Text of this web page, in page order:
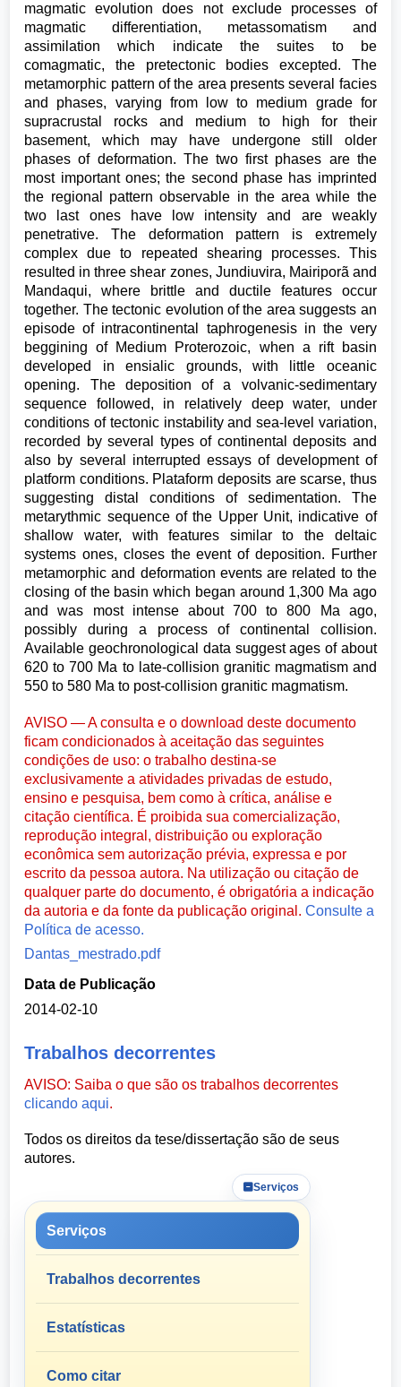
magmatic evolution does not exclude processes of
magmatic differentiation, metassomatism and
assimilation which indicate the suites to be
comagmatic, the pretectonic bodies excepted. The
metamorphic pattern of the area presents several facies
and phases, varying from low to medium grade for
supracrustal rocks and medium to high for their
basement, which may have undergone still older
phases of deformation. The two first phases are the
most important ones; the second phase has imprinted
the regional pattern observable in the area while the
two last ones have low intensity and are weakly
penetrative. The deformation pattern is extremely
complex due to repeated shearing processes. This
resulted in three shear zones, Jundiuvira, Mairiporã and
Mandaqui, where brittle and ductile features occur
together. The tectonic evolution of the area suggests an
episode of intracontinental taphrogenesis in the very
beggining of Medium Proterozoic, when a rift basin
developed in ensialic grounds, with little oceanic
opening. The deposition of a volvanic-sedimentary
sequence followed, in relatively deep water, under
conditions of tectonic instability and sea-level variation,
recorded by several types of continental deposits and
also by several interrupted essays of development of
platform conditions. Plataform deposits are scarse, thus
suggesting distal conditions of sedimentation. The
metarythmic sequence of the Upper Unit, indicative of
shallow water, with features similar to the deltaic
systems ones, closes the event of deposition. Further
metamorphic and deformation events are related to the
closing of the basin which began around 1,300 Ma ago
and was most intense about 700 to 800 Ma ago,
possibly during a process of continental collision.
Available geochronological data suggest ages of about
620 to 700 Ma to late-collision granitic magmatism and
550 to 580 Ma to post-collision granitic magmatism.
AVISO — A consulta e o download deste documento
ficam condicionados à aceitação das seguintes
condições de uso: o trabalho destina-se
exclusivamente a atividades privadas de estudo,
ensino e pesquisa, bem como à crítica, análise e
citação científica. É proibida sua comercialização,
reprodução integral, distribuição ou exploração
econômica sem autorização prévia, expressa e por
escrito da pessoa autora. Na utilização ou citação de
qualquer parte do documento, é obrigatória a indicação
da autoria e da fonte da publicação original.Consulte a
Política de acesso.
Dantas_mestrado.pdf
Data de Publicação
2014-02-10
Trabalhos decorrentes
AVISO: Saiba o que são os trabalhos decorrentes
clicando aqui.
Todos os direitos da tese/dissertação são de seus
autores.
Serviços
Serviços
Trabalhos decorrentes
Estatísticas
Como citar